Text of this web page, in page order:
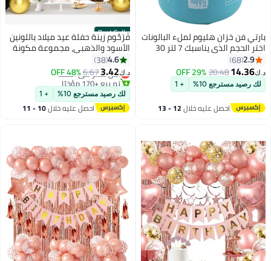
بارتي فن خزان هليوم لملء البالونات
اختر الحجم الذي يناسبك 7 لتر 30
بالون 22 لتر 100 بالون مثالي
للحفلات والفعاليات
2.9
68
د.ك‏14.36
20.48
29% OFF
لك رصيد مسترجع 10% + 1
احصل عليه خلال 12 - 13
Best Seller
فَرَحُوم زينة حفلة عيد ميلاد باللونين
الأسود والذهبي، مجموعة مكونة
من 64 قطعة تشمل: لافتة "عيد
ميلاد سعيد"، بالونات كونفيتي بحجم
12 إنش، بالونات معدنية باللونين
الأسود والذهبي بحجم 12 إنش،
بالونات على شكل قلب ونجمة،
ستارة شرابة ذهبية، زينة دوّارة
الرجال، والأطفال.
4.6
38
د.ك‏3.42
6.67
48% OFF
#1 في عبوات الحفلات
أقل سعر في السنة
تم بيع +170 مؤخرًا
#1 في عبوات الحفلات
لك رصيد مسترجع 10% + 1
احصل عليه خلال 10 - 11